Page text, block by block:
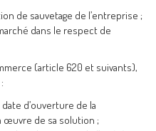
de sauvetage de l’entreprise ;
dans le respect de
(article 620 et suivants),
d’ouverture de la
œuvre de sa solution ;